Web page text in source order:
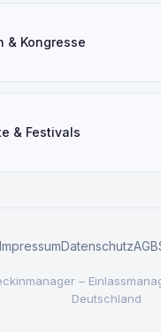
& Kongresse
& Festivals
ImpressumDatenschutzAGB
–
Deutschland